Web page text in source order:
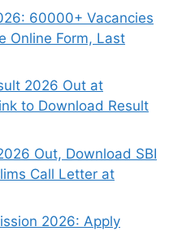
60000+ Vacancies
Online Form, Last
2026 Out at
to Download Result
Out, Download SBI
Call Letter at
2026: Apply